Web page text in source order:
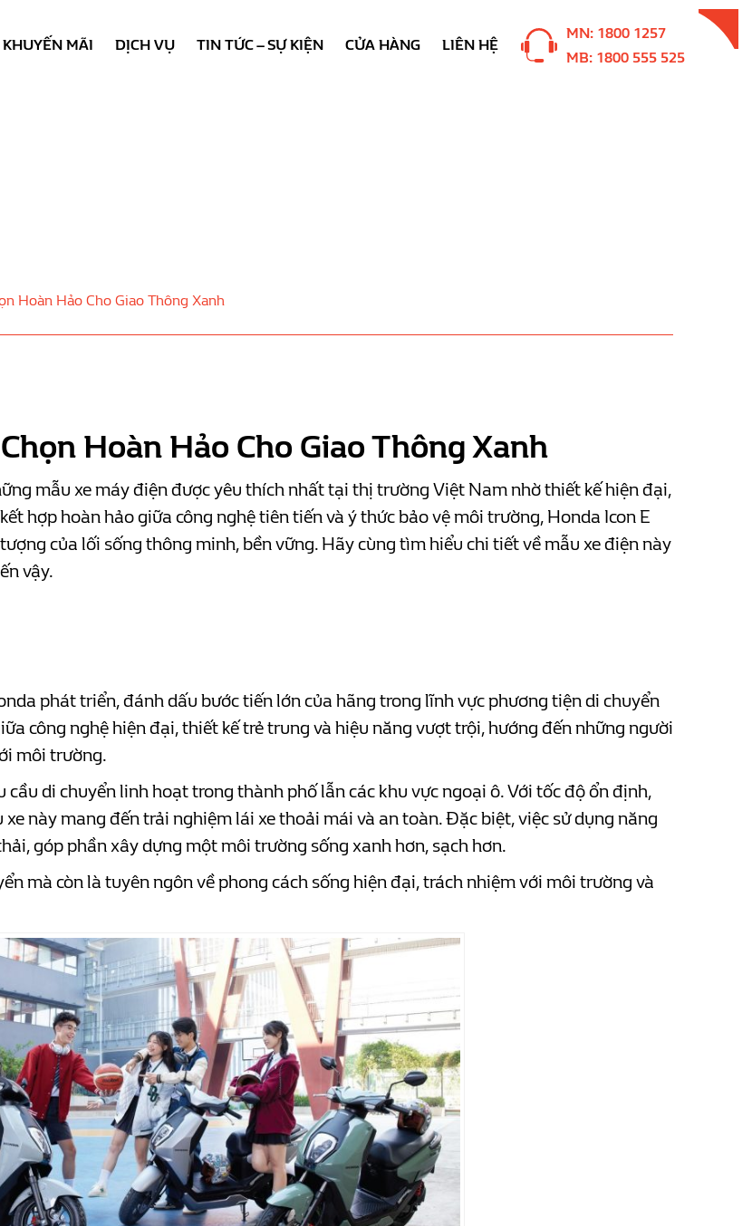
KHUYẾN MÃI DỊCH VỤ TIN TỨC – SỰ KIỆN CỬA HÀNG LIÊN HỆ
MN: 1800 1257
MB: 1800 555 525
Hoàn Hảo Cho Giao Thông Xanh
Hoàn Hảo Cho Giao Thông Xanh
mẫu xe máy điện được yêu thích nhất tại thị trường Việt Nam nhờ thiết kế hiện đại,
hợp hoàn hảo giữa công nghệ tiên tiến và ý thức bảo vệ môi trường, Honda Icon E
của lối sống thông minh, bền vững. Hãy cùng tìm hiểu chi tiết về mẫu xe điện này
vậy.
phát triển, đánh dấu bước tiến lớn của hãng trong lĩnh vực phương tiện di chuyển
công nghệ hiện đại, thiết kế trẻ trung và hiệu năng vượt trội, hướng đến những người
môi trường.
di chuyển linh hoạt trong thành phố lẫn các khu vực ngoại ô. Với tốc độ ổn định,
này mang đến trải nghiệm lái xe thoải mái và an toàn. Đặc biệt, việc sử dụng năng
góp phần xây dựng một môi trường sống xanh hơn, sạch hơn.
mà còn là tuyên ngôn về phong cách sống hiện đại, trách nhiệm với môi trường và